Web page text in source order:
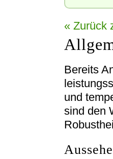
« Zurück
Bereits
und
sind den